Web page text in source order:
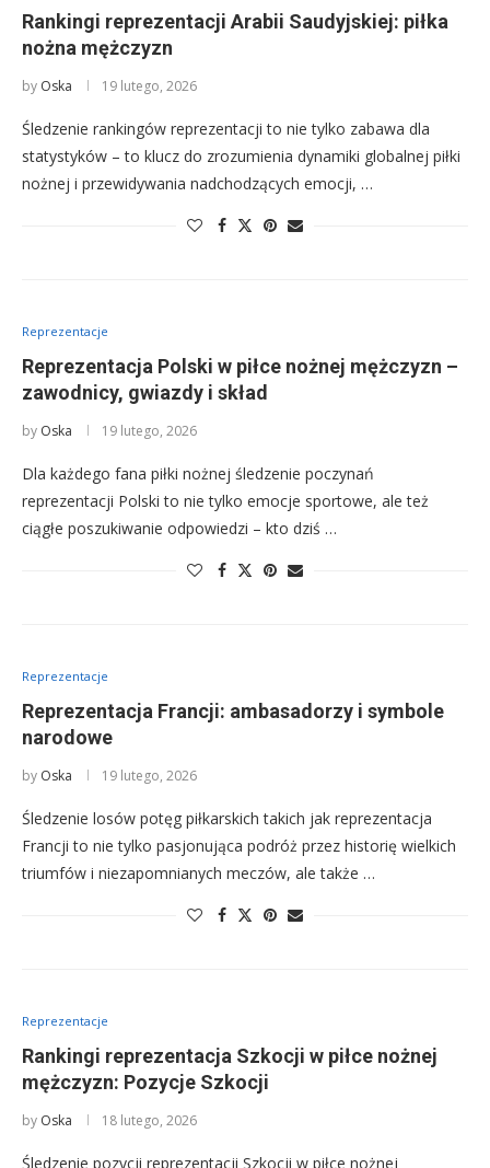
Rankingi reprezentacji Arabii Saudyjskiej: piłka
nożna mężczyzn
by Oska 19 lutego, 2026
Śledzenie rankingów reprezentacji to nie tylko zabawa dla
statystyków – to klucz do zrozumienia dynamiki globalnej piłki
nożnej i przewidywania nadchodzących emocji, …
Reprezentacje
Reprezentacja Polski w piłce nożnej mężczyzn –
zawodnicy, gwiazdy i skład
by Oska 19 lutego, 2026
Dla każdego fana piłki nożnej śledzenie poczynań
reprezentacji Polski to nie tylko emocje sportowe, ale też
ciągłe poszukiwanie odpowiedzi – kto dziś …
Reprezentacje
Reprezentacja Francji: ambasadorzy i symbole
narodowe
by Oska 19 lutego, 2026
Śledzenie losów potęg piłkarskich takich jak reprezentacja
Francji to nie tylko pasjonująca podróż przez historię wielkich
triumfów i niezapomnianych meczów, ale także …
Reprezentacje
Rankingi reprezentacja Szkocji w piłce nożnej
mężczyzn: Pozycje Szkocji
by Oska 18 lutego, 2026
Śledzenie pozycji reprezentacji Szkocji w piłce nożnej